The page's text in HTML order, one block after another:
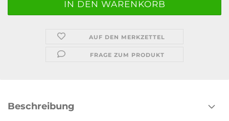
AUF DEN MERKZETTEL
FRAGE ZUM PRODUKT
Beschreibung